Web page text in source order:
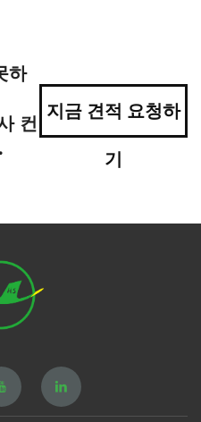
하
컨
지금 견적 요청하
기